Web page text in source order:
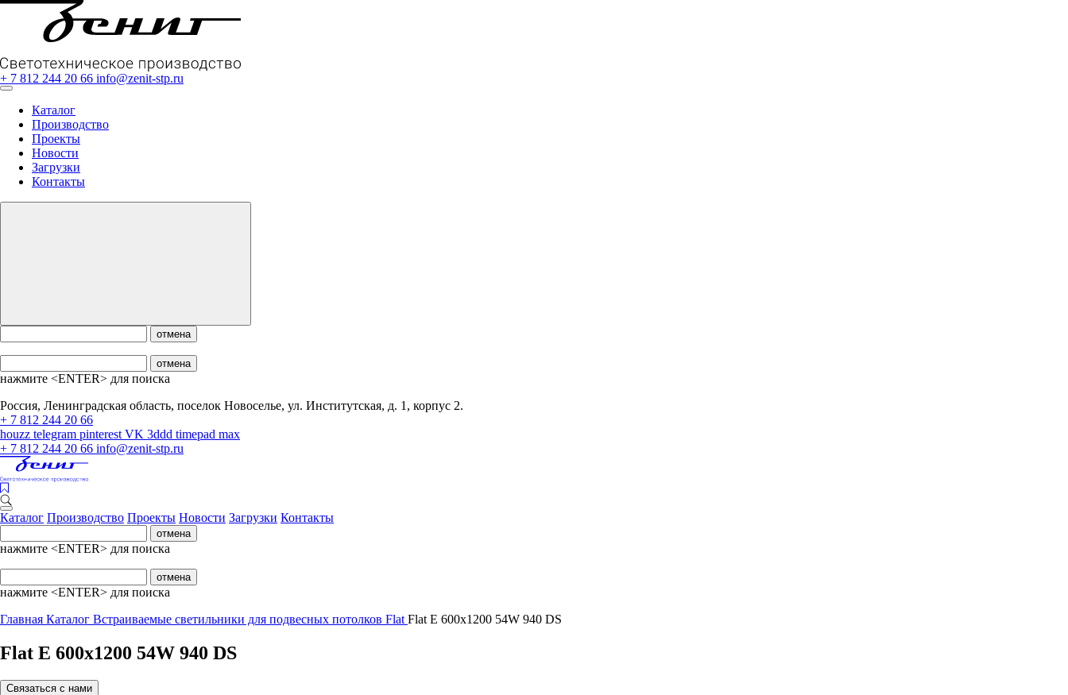
+ 7 812 244 20 66 info@zenit-stp.ru
Каталог
Производство
Проекты
Новости
Загрузки
Контакты
отмена
отмена
нажмите <ENTER> для поиска
Россия, Ленинградская область, поселок Новоселье, ул. Институтская, д. 1, корпус 2.
+ 7 812 244 20 66
houzz telegram pinterest VK 3ddd timepad max
+ 7 812 244 20 66 info@zenit-stp.ru
Каталог Производство Проекты Новости Загрузки Контакты
отмена
нажмите <ENTER> для поиска
отмена
нажмите <ENTER> для поиска
Главная Каталог Встраиваемые светильники для подвесных потолков Flat Flat E 600x1200 54W 940 DS
Flat E 600x1200 54W 940 DS
Связаться с нами